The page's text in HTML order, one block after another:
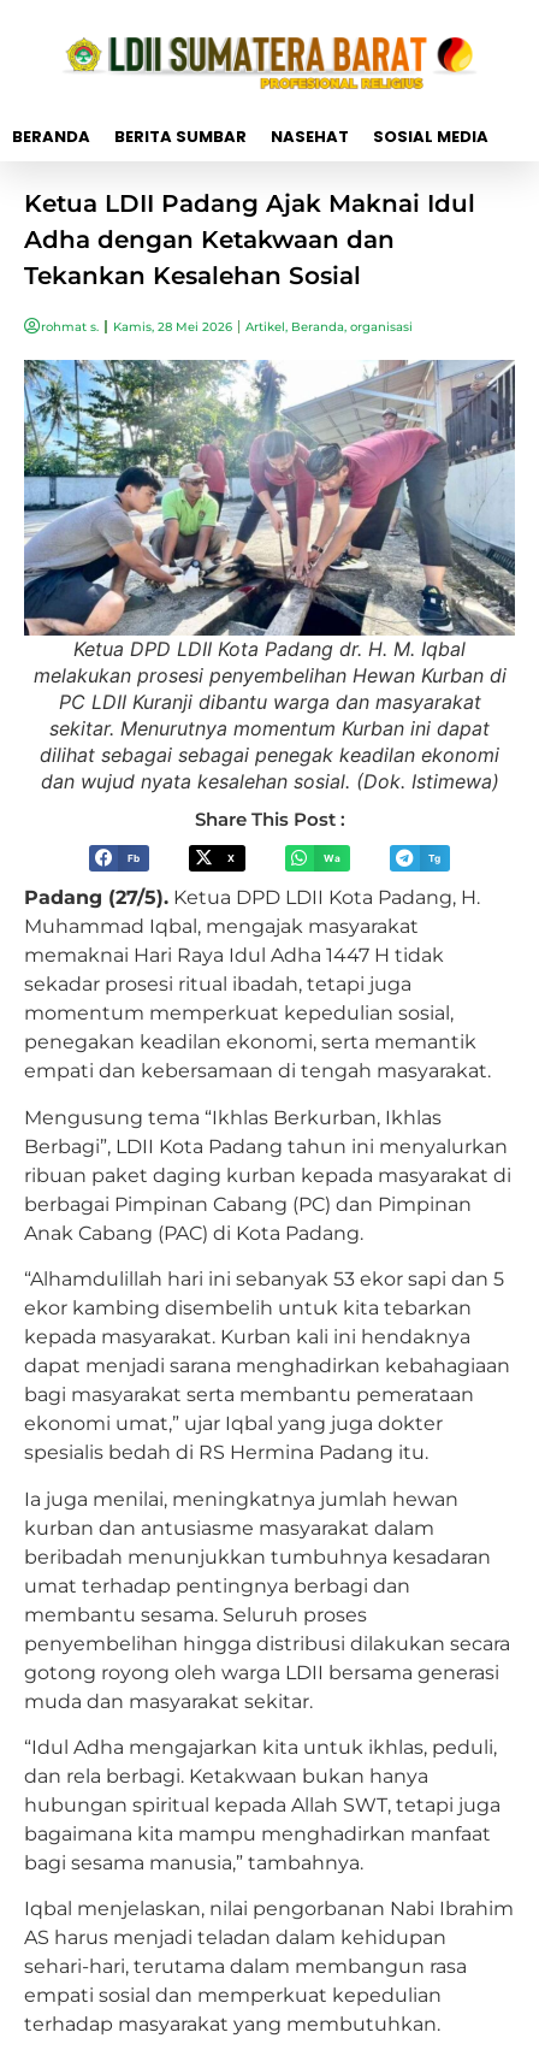
BERANDA BERITA SUMBAR NASEHAT SOSIAL MEDIA
Ketua LDII Padang Ajak Maknai Idul
Adha dengan Ketakwaan dan
Tekankan Kesalehan Sosial
rohmat s. Kamis, 28 Mei 2026 Artikel, Beranda, organisasi
Ketua DPD LDII Kota Padang dr. H. M. Iqbal
melakukan prosesi penyembelihan Hewan Kurban di
PC LDII Kuranji dibantu warga dan masyarakat
sekitar. Menurutnya momentum Kurban ini dapat
dilihat sebagai sebagai penegak keadilan ekonomi
dan wujud nyata kesalehan sosial. (Dok. Istimewa)
Share This Post :
Fb X Wa Tg
Padang (27/5). Ketua DPD LDII Kota Padang, H.
Muhammad Iqbal, mengajak masyarakat
memaknai Hari Raya Idul Adha 1447 H tidak
sekadar prosesi ritual ibadah, tetapi juga
momentum memperkuat kepedulian sosial,
penegakan keadilan ekonomi, serta memantik
empati dan kebersamaan di tengah masyarakat.
Mengusung tema “Ikhlas Berkurban, Ikhlas
Berbagi”, LDII Kota Padang tahun ini menyalurkan
ribuan paket daging kurban kepada masyarakat di
berbagai Pimpinan Cabang (PC) dan Pimpinan
Anak Cabang (PAC) di Kota Padang.
“Alhamdulillah hari ini sebanyak 53 ekor sapi dan 5
ekor kambing disembelih untuk kita tebarkan
kepada masyarakat. Kurban kali ini hendaknya
dapat menjadi sarana menghadirkan kebahagiaan
bagi masyarakat serta membantu pemerataan
ekonomi umat,” ujar Iqbal yang juga dokter
spesialis bedah di RS Hermina Padang itu.
Ia juga menilai, meningkatnya jumlah hewan
kurban dan antusiasme masyarakat dalam
beribadah menunjukkan tumbuhnya kesadaran
umat terhadap pentingnya berbagi dan
membantu sesama. Seluruh proses
penyembelihan hingga distribusi dilakukan secara
gotong royong oleh warga LDII bersama generasi
muda dan masyarakat sekitar.
“Idul Adha mengajarkan kita untuk ikhlas, peduli,
dan rela berbagi. Ketakwaan bukan hanya
hubungan spiritual kepada Allah SWT, tetapi juga
bagaimana kita mampu menghadirkan manfaat
bagi sesama manusia,” tambahnya.
Iqbal menjelaskan, nilai pengorbanan Nabi Ibrahim
AS harus menjadi teladan dalam kehidupan
sehari-hari, terutama dalam membangun rasa
empati sosial dan memperkuat kepedulian
terhadap masyarakat yang membutuhkan.